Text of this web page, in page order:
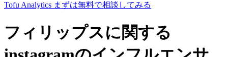
Tofu Analytics まずは無料で相談してみる
フィリップスに関する